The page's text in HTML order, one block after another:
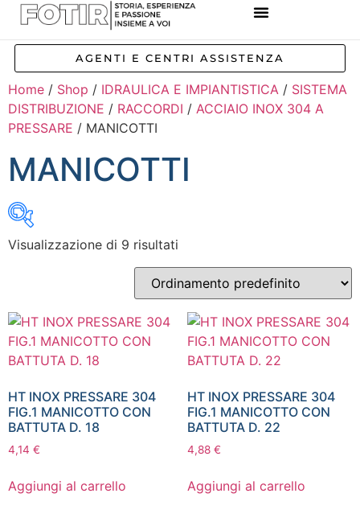
AGENTI E CENTRI ASSISTENZA
Home / Shop / IDRAULICA E IMPIANTISTICA / SISTEMA
DISTRIBUZIONE / RACCORDI / ACCIAIO INOX 304 A
PRESSARE / MANICOTTI
MANICOTTI
Inizia a digitare per attivare la ricerca
Visualizzazione di 9 risultati
HT INOX PRESSARE 304
FIG.1 MANICOTTO CON
BATTUTA D. 18
4,14 €
Aggiungi al carrello
HT INOX PRESSARE 304
FIG.1 MANICOTTO CON
BATTUTA D. 22
4,88 €
Aggiungi al carrello